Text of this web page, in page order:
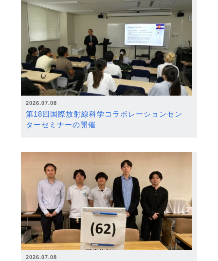
2026.07.08
第18回国際放射線科学コラボレーションセン
ターセミナーの開催
2026.07.08